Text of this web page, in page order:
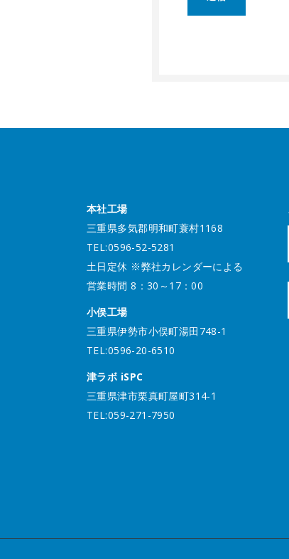
本社工場
三重県多気郡明和町蓑村1168
TEL:0596-52-5281
土日定休 ※弊社カレンダーによる
営業時間 8：30～17：00
小俣工場
三重県伊勢市小俣町湯田748-1
TEL:0596-20-6510
津ラボ iSPC
三重県津市栗真町屋町314-1
TEL:059-271-7950